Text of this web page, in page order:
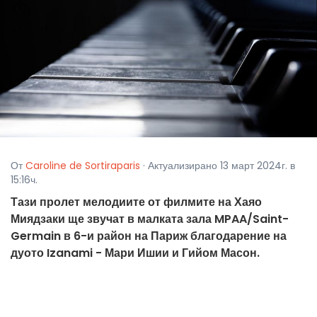
От Caroline de Sortiraparis · Актуализирано 13 март 2024г. в
15:16ч.
Тази пролет мелодиите от филмите на Хаяо
Миядзаки ще звучат в малката зала MPAA/Saint-
Germain в 6-и район на Париж благодарение на
дуото Izanami - Мари Ишии и Гийом Масон.